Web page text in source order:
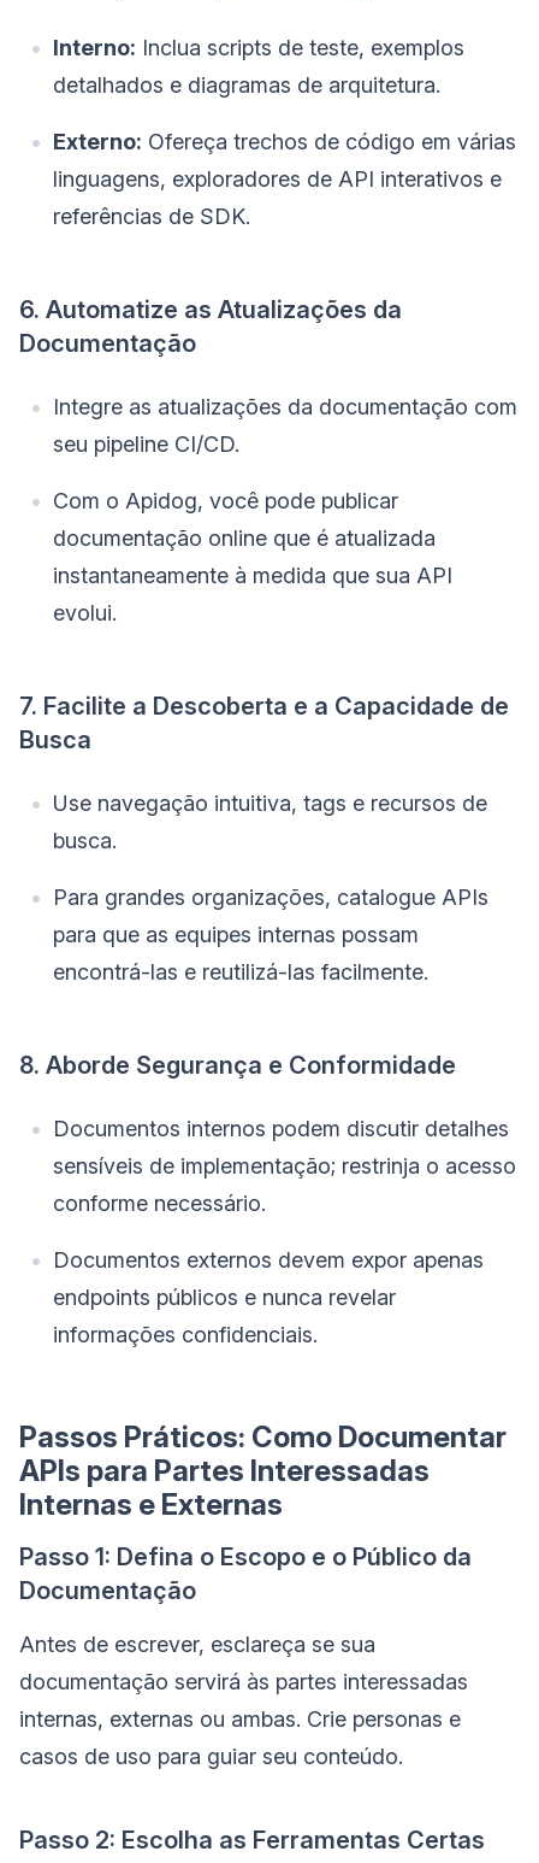
Interno: Inclua scripts de teste, exemplos
detalhados e diagramas de arquitetura.
Externo: Ofereça trechos de código em várias
linguagens, exploradores de API interativos e
referências de SDK.
6. Automatize as Atualizações da
Documentação
Integre as atualizações da documentação com
seu pipeline CI/CD.
Com o Apidog, você pode publicar
documentação online que é atualizada
instantaneamente à medida que sua API
evolui.
7. Facilite a Descoberta e a Capacidade de
Busca
Use navegação intuitiva, tags e recursos de
busca.
Para grandes organizações, catalogue APIs
para que as equipes internas possam
encontrá-las e reutilizá-las facilmente.
8. Aborde Segurança e Conformidade
Documentos internos podem discutir detalhes
sensíveis de implementação; restrinja o acesso
conforme necessário.
Documentos externos devem expor apenas
endpoints públicos e nunca revelar
informações confidenciais.
Passos Práticos: Como Documentar
APIs para Partes Interessadas
Internas e Externas
Passo 1: Defina o Escopo e o Público da
Documentação
Antes de escrever, esclareça se sua
documentação servirá às partes interessadas
internas, externas ou ambas. Crie personas e
casos de uso para guiar seu conteúdo.
Passo 2: Escolha as Ferramentas Certas